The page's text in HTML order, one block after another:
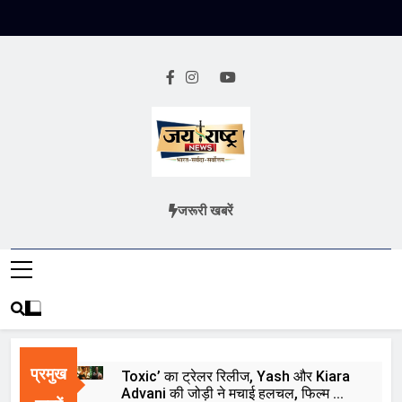
Jai Rashtra
हिंदी समाचार
जरूरी खबरें
प्रमुख
Toxic’ का ट्रेलर रिलीज, Yash और Kiara
Advani की जोड़ी ने मचाई हलचल, फिल्म को